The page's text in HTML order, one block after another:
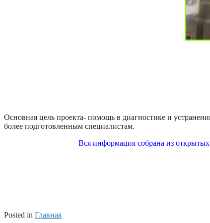
Основная цель проекта- помощь в диагностике и
более подготовленным специалистам.
Вся информация собрана из
Posted in Главная